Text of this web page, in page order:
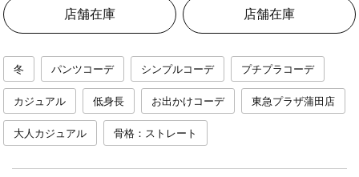
店舗在庫 店舗在庫
冬 パンツコーデ シンプルコーデ プチプラコーデ
カジュアル 低身長 お出かけコーデ 東急プラザ蒲田店
大人カジュアル 骨格：ストレート